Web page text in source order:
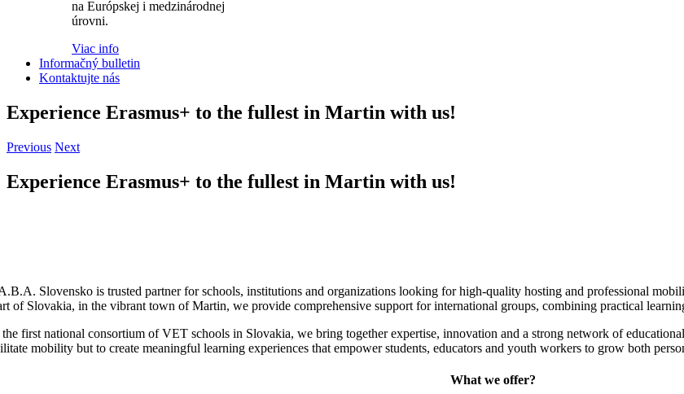
na Európskej i medzinárodnej
úrovni.
Viac info
Informačný bulletin
Kontaktujte nás
Experience Erasmus+ to the fullest in Martin with us!
Previous Next
Experience Erasmus+ to the fullest in Martin with us!
Slovensko is trusted partner for schools, institutions and organizations looking for high-quality hosting and professional
of Slovakia, in the vibrant town of Martin, we provide comprehensive support for international groups, combining practical
first national consortium of VET schools in Slovakia, we bring together expertise, innovation and a strong network of
mobility but to create meaningful learning experiences that empower students, educators and youth workers to grow both
What we offer?